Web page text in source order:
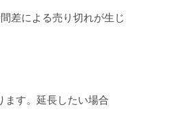
差による売り切れが生じ
ます。延長したい場合